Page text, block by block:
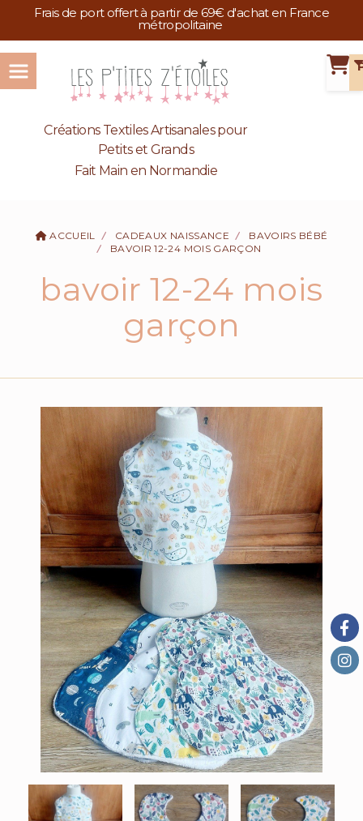
Frais de port offert à partir de 69€ d'achat en France
métropolitaine
Créations Textiles Artisanales pour
Petits et Grands
Fait Main en Normandie
ACCUEIL CADEAUX NAISSANCE
BAVOIRS BÉBÉ
BAVOIR 12-24 MOIS GARÇON
bavoir 12-24 mois
garçon
Panneau de gestion des cookies